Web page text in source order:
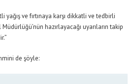
ve fırtınaya karşı dikkatli ve tedbirli
hazırlayacağı uyarıların takip
de şöyle: